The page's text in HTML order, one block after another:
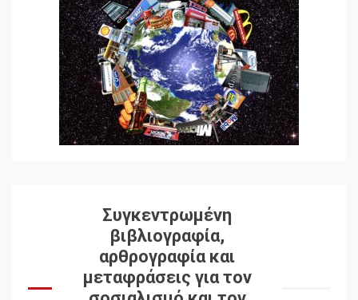
Συγκεντρωμένη
βιβλιογραφία,
αρθρογραφία και
μεταφράσεις για τον